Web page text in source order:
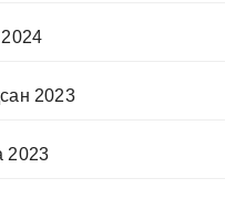
2023
2023